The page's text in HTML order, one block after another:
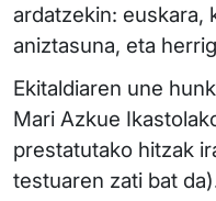
ardatzekin: euskara,
aniztasuna, eta
Ekitaldiaren une
Mari Azkue
prestatutako hitzak
testuaren zati bat